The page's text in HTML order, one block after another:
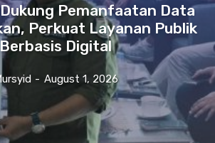
Pemanfaatan Data
Perkuat Layanan Publik
Berbasis Digital
- August 1, 2026